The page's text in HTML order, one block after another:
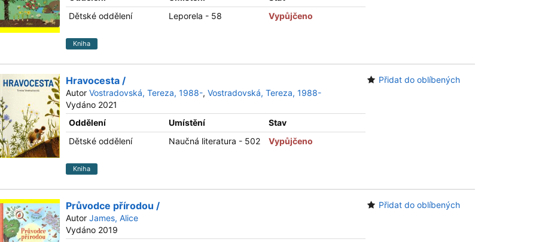
Dětské oddělení
Leporela - 58 Vypůjčeno
Kniha
Hravocesta /
Autor Vostradovská, Tereza, 1988-, Vostradovská, Tereza, 1988-
Vydáno 2021
Oddělení
Umístění
Stav
Dětské oddělení
Naučná literatura - 502 Vypůjčeno
Kniha
Přidat do oblíbených
Průvodce přírodou /
Autor James, Alice
Vydáno 2019
Přidat do oblíbených